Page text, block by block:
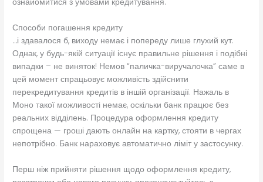
Способи погашення кредиту
…і здавалося б, виходу немає і попереду лише глухий кут.
Однак, у будь-якій ситуації існує правильне рішення і подібні
випадки – не виняток! Немов “паличка-виручалочка” саме в
цей момент спрацьовує можливість здійснити
перекредитування кредитів в іншій організації. Нажаль в
Моно такої можливості немає, оскільки банк працює без
реальних відділень. Процедура оформлення кредиту
спрощена — гроші дають онлайн на картку, стояти в чергах
непотрібно. Банк нараховує автоматично ліміт у застосунку.
Перш ніж прийняти рішення щодо оформлення кредиту,